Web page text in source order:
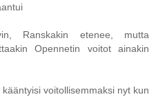
Ranskakin etenee, mutta
Opennetin voitot ainakin
voitollisemmaksi nyt kun